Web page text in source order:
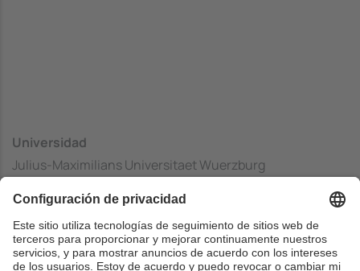
Universidad
Julius-Maximilians Universitaet Wuerzburg
Centrado
País